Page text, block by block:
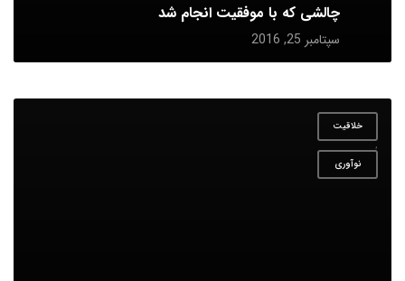
چالشی که با موفقیت انجام شد
سپتامبر 25, 2016
خلاقیت
,
نوآوری